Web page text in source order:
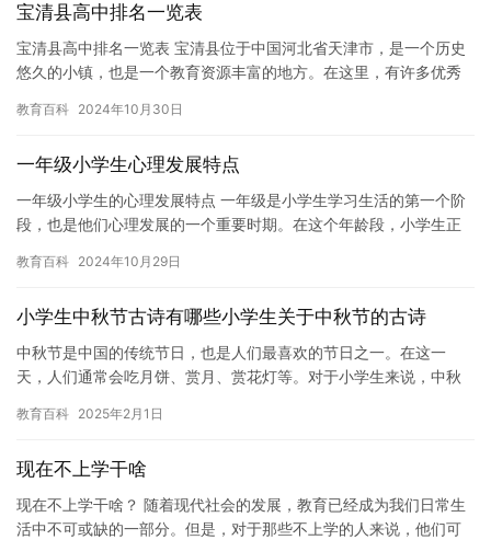
宝清县高中排名一览表
宝清县高中排名一览表 宝清县位于中国河北省天津市，是一个历史
悠久的小镇，也是一个教育资源丰富的地方。在这里，有许多优秀
色。 …
教育百科 2024年10月30日
一年级小学生心理发展特点
一年级小学生的心理发展特点 一年级是小学生学习生活的第一个阶
段，也是他们心理发展的一个重要时期。在这个年龄段，小学生正
以下…
教育百科 2024年10月29日
小学生中秋节古诗有哪些小学生关于中秋节的古诗
中秋节是中国的传统节日，也是人们最喜欢的节日之一。在这一
天，人们通常会吃月饼、赏月、赏花灯等。对于小学生来说，中秋
诗： 《静…
教育百科 2025年2月1日
现在不上学干啥
现在不上学干啥？ 随着现代社会的发展，教育已经成为我们日常生
活中不可或缺的一部分。但是，对于那些不上学的人来说，他们可